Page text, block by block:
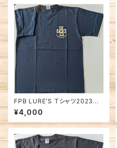
FPB LURE'S Tシャツ2023
ネイビー
¥4,000